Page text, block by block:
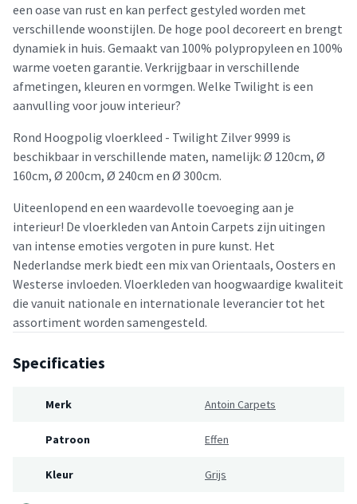
een oase van rust en kan perfect gestyled worden met
verschillende woonstijlen. De hoge pool decoreert en brengt
dynamiek in huis. Gemaakt van 100% polypropyleen en 100%
warme voeten garantie. Verkrijgbaar in verschillende
afmetingen, kleuren en vormgen. Welke Twilight is een
aanvulling voor jouw interieur?
Rond Hoogpolig vloerkleed - Twilight Zilver 9999 is
beschikbaar in verschillende maten, namelijk: Ø 120cm, Ø
160cm, Ø 200cm, Ø 240cm en Ø 300cm.
Uiteenlopend en een waardevolle toevoeging aan je
interieur! De vloerkleden van Antoin Carpets zijn uitingen
van intense emoties vergoten in pure kunst. Het
Nederlandse merk biedt een mix van Orientaals, Oosters en
Westerse invloeden. Vloerkleden van hoogwaardige kwaliteit
die vanuit nationale en internationale leverancier tot het
assortiment worden samengesteld.
Specificaties
Merk Antoin Carpets
Patroon Effen
Kleur Grijs